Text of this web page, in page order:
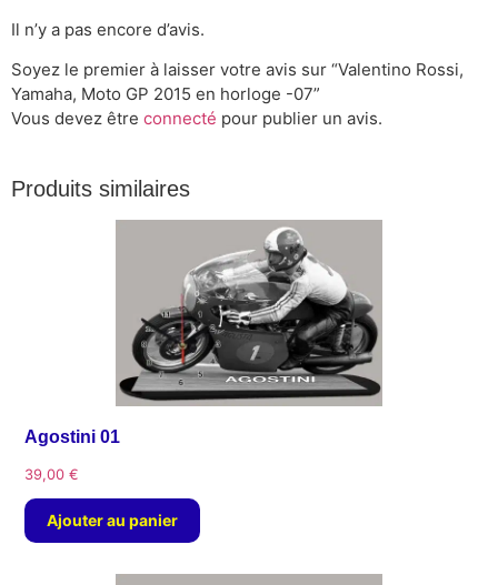
Il n’y a pas encore d’avis.
Soyez le premier à laisser votre avis sur “Valentino Rossi,
Yamaha, Moto GP 2015 en horloge -07”
Vous devez être connecté pour publier un avis.
Produits similaires
Agostini 01
39,00 €
Ajouter au panier